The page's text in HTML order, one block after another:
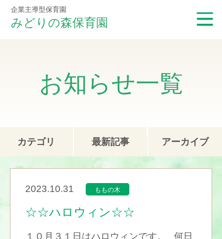
企業主導型保育園
みどりの森保育園
お知らせ一覧
カテゴリ 最新記事 アーカイブ
2023.10.31 ももの木
☆☆ハロウィン☆☆
１０月３１日はハロウィンです。 何日